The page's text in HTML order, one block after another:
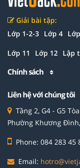
Giải bài tập:
Lớp 1-2-3 Lớp 4
Lớp 11 Lớp 12 Lập
Chính sách
Liên hệ với chúng tôi
Tầng 2, G4 - G5
Phường Khương
Phone: 084 283 45
Email: